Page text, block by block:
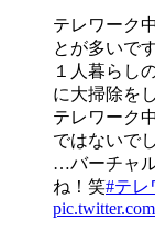
テレワーク
とが多いで
１人暮らし
に大掃除を
テレワーク
ではないで
…バーチャ
ね！笑#テレ